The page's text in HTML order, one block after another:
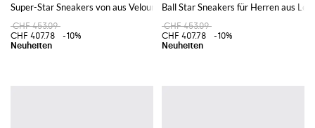
Super-Star Sneakers von aus Velours- und Glattleder im Distressed-Look
CHF 453.09
CHF 407.78
-10%
Ball Star Sneakers für Herren aus
CHF 453.09
CHF 407.78
-10%